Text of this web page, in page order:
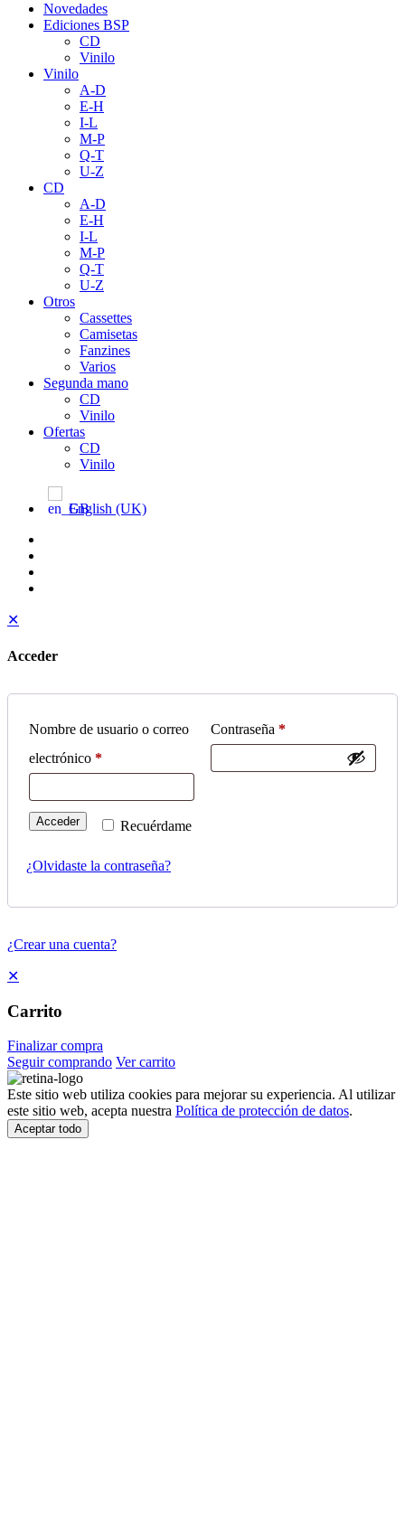
Novedades
Ediciones BSP
CD
Vinilo
Vinilo
A-D
E-H
I-L
M-P
Q-T
U-Z
CD
A-D
E-H
I-L
M-P
Q-T
U-Z
Otros
Cassettes
Camisetas
Fanzines
Varios
Segunda mano
CD
Vinilo
Ofertas
CD
Vinilo
English (UK)
✕
Acceder
Nombre de usuario o correo
electrónico *
Contraseña *
Recuérdame
Acceder
¿Olvidaste la contraseña?
¿Crear una cuenta?
✕
Carrito
Finalizar compra
Seguir comprando Ver carrito
Este sitio web utiliza cookies para mejorar su experiencia. Al utilizar
este sitio web, acepta nuestra Política de protección de datos.
Aceptar todo